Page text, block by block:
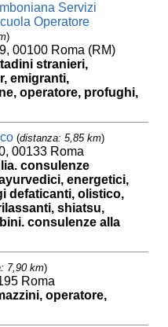
Servizi
Operatore
)
00100 Roma (RM)
stranieri,
emigranti,
operatore, profughi,
(distanza: 5,85 km)
00133 Roma
consulenze
energetici,
defaticanti, olistico,
shiatsu,
consulenze alla
7,90 km)
Roma
operatore,